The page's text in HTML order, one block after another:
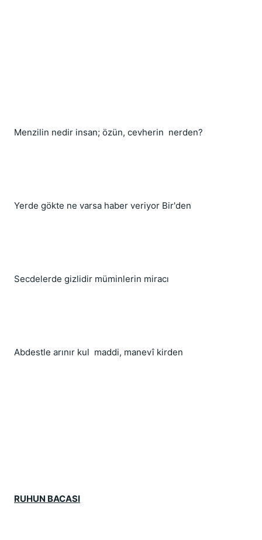
Menzilin nedir insan; özün, cevherin  nerden?
Yerde gökte ne varsa haber veriyor Bir'den
Secdelerde gizlidir müminlerin miracı
Abdestle arınır kul  maddi, manevî kirden
RUHUN BACASI